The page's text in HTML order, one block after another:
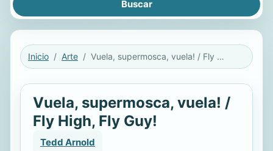
Inicio Arte Vuela, supermosca, vuela! / Fly High, Fly Guy!
Vuela, supermosca, vuela! /
Fly High, Fly Guy!
Tedd Arnold